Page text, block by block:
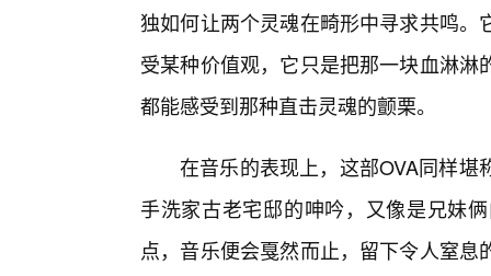
独如何让两个灵魂在畸形中寻求共鸣
受某种价值观，它只是把那一块血淋
都能感受到那种直击灵魂的颤栗。
在音乐的表现上，这部OVA同样
手洗家古老宅邸的呻吟，又像是兄妹
点，音乐便会戛然而止，留下令人窒